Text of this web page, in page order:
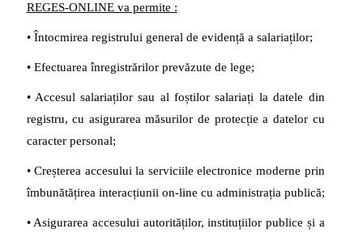
REGES-ONLINE va permite :
• Întocmirea registrului general de evidență a salariaților;
• Efectuarea înregistrărilor prevăzute de lege;
• Accesul salariaților sau al foștilor salariați la datele din
registru, cu asigurarea măsurilor de protecție a datelor cu
caracter personal;
• Creșterea accesului la serviciile electronice moderne prin
îmbunătățirea interacțiunii on-line cu administrația publică;
• Asigurarea accesului autorităților, instituțiilor publice și a